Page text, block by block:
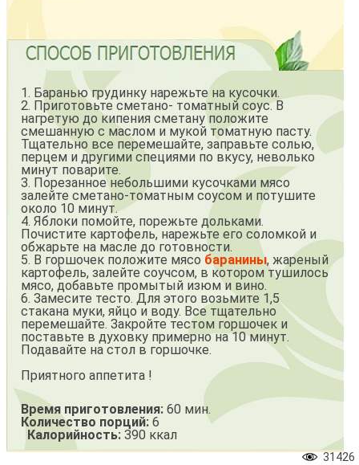
1. Баранью грудинку нарежьте на кусочки.
2. Приготовьте сметано- томатный соус. В
нагретую до кипения сметану положите
смешанную с маслом и мукой томатную пасту.
Тщательно все перемешайте, заправьте солью,
перцем и другими специями по вкусу, неволько
минут поварите.
3. Порезанное небольшими кусочками мясо
залейте сметано-томатным соусом и потушите
около 10 минут.
4. Яблоки помойте, порежьте дольками.
Почистите картофель, нарежьте его соломкой и
обжарьте на масле до готовности.
5. В горшочек положите мясо баранины, жареный
картофель, залейте соучсом, в котором тушилось
мясо, добавьте промытый изюм и вино.
6. Замесите тесто. Для этого возьмите 1,5
стакана муки, яйцо и воду. Все тщательно
перемешайте. Закройте тестом горшочек и
поставьте в духовку примерно на 10 минут.
Подавайте на стол в горшочке.
Приятного аппетита !
Время приготовления:60 мин.
Количество порций:6
Калорийность:390 ккал
31426